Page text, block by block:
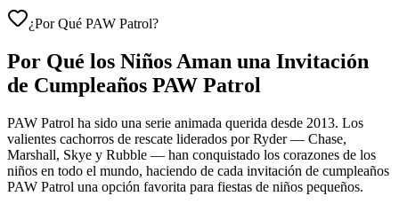
¿Por Qué PAW Patrol?
Por Qué los Niños Aman una Invitación
de Cumpleaños PAW Patrol
PAW Patrol ha sido una serie animada querida desde 2013. Los
valientes cachorros de rescate liderados por Ryder — Chase,
Marshall, Skye y Rubble — han conquistado los corazones de los
niños en todo el mundo, haciendo de cada invitación de cumpleaños
PAW Patrol una opción favorita para fiestas de niños pequeños.